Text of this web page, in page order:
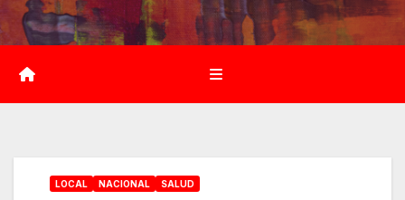
Saltar
al
contenido
LOCAL NACIONAL SALUD